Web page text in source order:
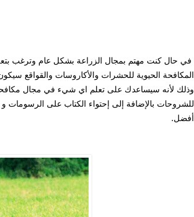
في حال كنت مهتم بمجال الزراعة بشكل عام وترغب
المكافحة الحيوية للحشرات والأكاروسات والقواقع
وذلك لأنه سيساعدك على تعلم اي شيء في مجال
للشروحات بالإضافة إلى إحتواء الكتاب على
أفضل.